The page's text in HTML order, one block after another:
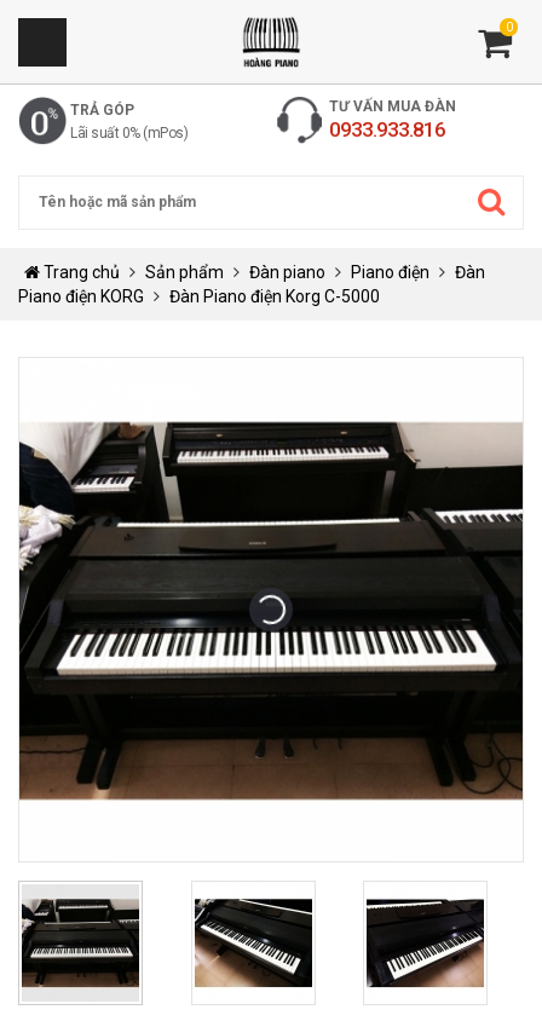
0
TRẢ GÓP
Lãi suất 0% (mPos)
TƯ VẤN MUA ĐÀN
0933.933.816
Trang chủ Sản phẩm Đàn piano Piano điện
Đàn
Piano điện KORG
Đàn Piano điện Korg C-5000